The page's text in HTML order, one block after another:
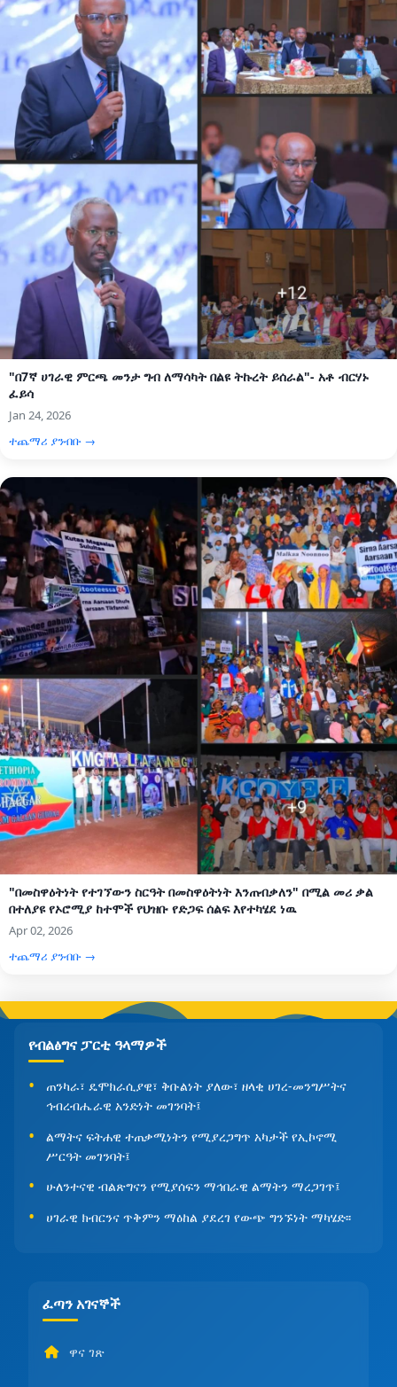
"በ7ኛ ሀገራዊ ምርጫ መንታ ግብ ለማሳካት በልዩ ትኩረት ይሰራል"- አቶ ብርሃኑ
ፈይሳ
Jan 24, 2026
ተጨማሪ ያንብቡ →
"በመስዋዕትነት የተገኘውን ስርዓት በመስዋዕትነት እንጠብቃለን" በሚል መሪ ቃል
በተለያዩ የኦሮሚያ ከተሞች የህዝቡ የድጋፍ ሰልፍ እየተካሄደ ነዉ
Apr 02, 2026
ተጨማሪ ያንብቡ →
የብልፅግና ፓርቲ ዓላማዎች
ጠንካራ፣ ዴሞክራሲያዊ፣ ቅቡልነት ያለው፣ ዘላቂ ሀገረ-መንግሥትና
ኅብረብሔራዊ አንድነት መገንባት፤
ልማትና ፍትሐዊ ተጠቃሚነትን የሚያረጋግጥ አካታች የኢኮኖሚ
ሥርዓት መገንባት፤
ሁለንተናዊ ብልጽግናን የሚያሰፍን ማኅበራዊ ልማትን ማረጋገጥ፤
ሀገራዊ ክብርንና ጥቅምን ማዕከል ያደረገ የውጭ ግንኙነት ማካሄድ፡፡
ፈጣን አገናኞች
ዋና ገጽ